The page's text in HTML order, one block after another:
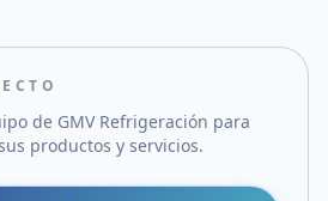
de GMV Refrigeración para
productos y servicios.